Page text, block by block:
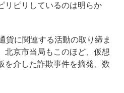
リピリしているのは明らか
貨に関連する活動の取り締ま
北京市当局もこのほど、仮想
を介した詐欺事件を摘発、数